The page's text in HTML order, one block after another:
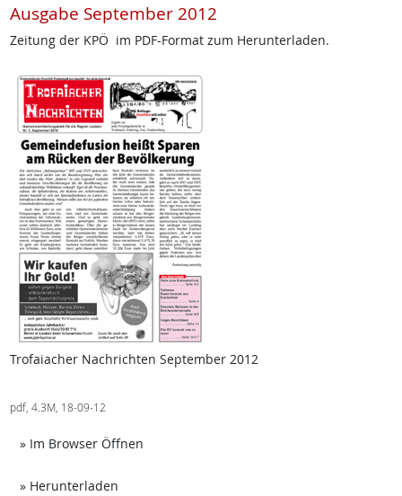
Ausgabe September 2012
Zeitung der KPÖ im PDF-Format zum Herunterladen.
Trofaiacher Nachrichten September 2012
pdf, 4.3M, 18-09-12
» Im Browser Öffnen
» Herunterladen